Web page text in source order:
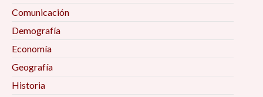
Comunicación
Demografía
Economía
Geografía
Historia